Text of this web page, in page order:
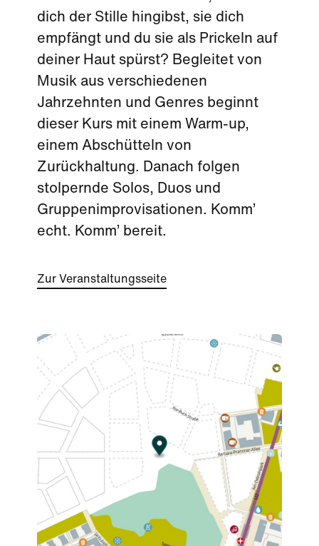
dich der Stille hingibst, sie dich
empfängt und du sie als Prickeln auf
deiner Haut spürst? Begleitet von
Musik aus verschiedenen
Jahrzehnten und Genres beginnt
dieser Kurs mit einem Warm-up,
einem Abschütteln von
Zurückhaltung. Danach folgen
stolpernde Solos, Duos und
Gruppenimprovisationen. Komm’
echt. Komm’ bereit.
Zur Veranstaltungsseite